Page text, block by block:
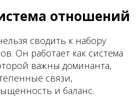
отношений
сводить к набору
Он работает как система
важны доминанта,
связи,
и баланс.